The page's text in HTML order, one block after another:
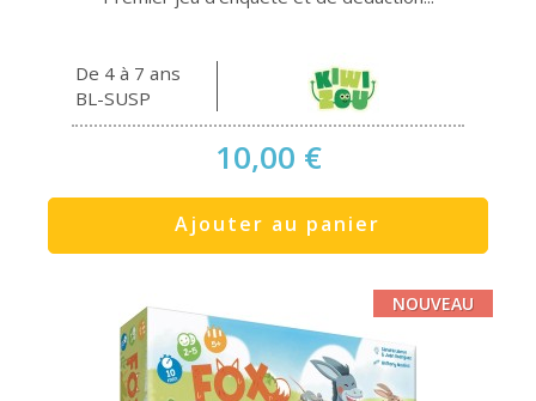
De 4 à 7 ans
BL-SUSP
10,00 €
Ajouter au panier
NOUVEAU